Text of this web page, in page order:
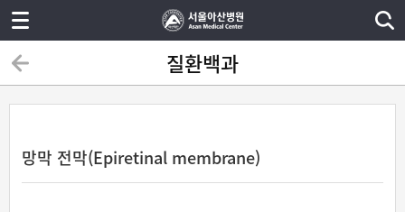
질환백과
망막 전막(Epiretinal membrane)